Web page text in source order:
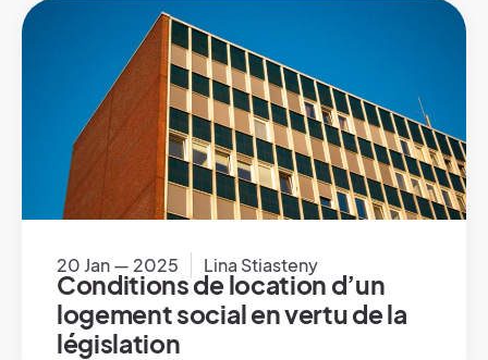
20 Jan — 2025 Lina Stiasteny
Conditions de location d’un
logement social en vertu de la
législation